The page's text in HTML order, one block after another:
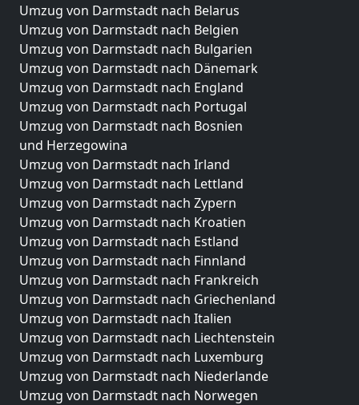
Umzug von Darmstadt nach Belarus
Umzug von Darmstadt nach Belgien
Umzug von Darmstadt nach Bulgarien
Umzug von Darmstadt nach Dänemark
Umzug von Darmstadt nach England
Umzug von Darmstadt nach Portugal
Umzug von Darmstadt nach Bosnien
und Herzegowina
Umzug von Darmstadt nach Irland
Umzug von Darmstadt nach Lettland
Umzug von Darmstadt nach Zypern
Umzug von Darmstadt nach Kroatien
Umzug von Darmstadt nach Estland
Umzug von Darmstadt nach Finnland
Umzug von Darmstadt nach Frankreich
Umzug von Darmstadt nach Griechenland
Umzug von Darmstadt nach Italien
Umzug von Darmstadt nach Liechtenstein
Umzug von Darmstadt nach Luxemburg
Umzug von Darmstadt nach Niederlande
Umzug von Darmstadt nach Norwegen